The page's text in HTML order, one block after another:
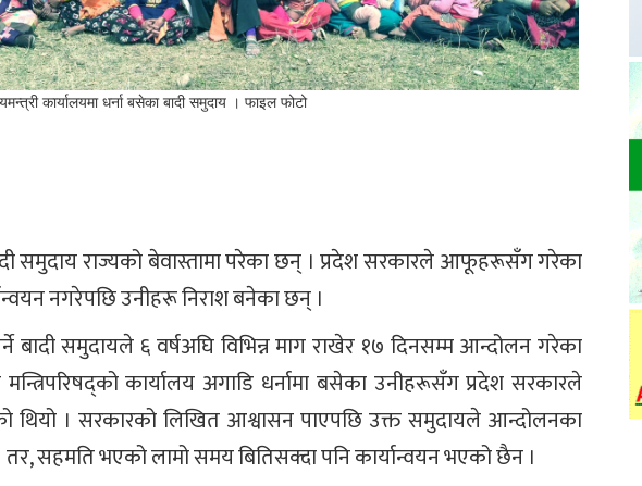
कार्यालयमा धर्ना बसेका बादी समुदाय । फाइल फोटो
समुदाय राज्यको बेवास्तामा परेका छन् । प्रदेश सरकारले आफूहरूसँग गरेका
नगरेपछि उनीहरू निराश बनेका छन् ।
बादी समुदायले ६ वर्षअघि विभिन्न माग राखेर १७ दिनसम्म आन्दोलन गरेका
मन्त्रिपरिषद्को कार्यालय अगाडि धर्नामा बसेका उनीहरूसँग प्रदेश सरकारले
थियो । सरकारको लिखित आश्वासन पाएपछि उक्त समुदायले आन्दोलनका
। तर, सहमति भएको लामो समय बितिसक्दा पनि कार्यान्वयन भएको छैन ।